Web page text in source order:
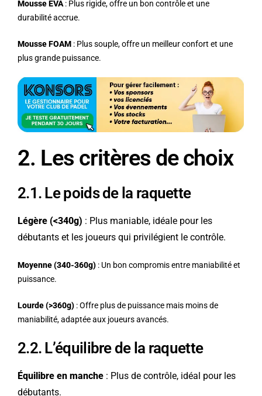
Mousse EVA : Plus rigide, offre un bon contrôle et une
durabilité accrue.
Mousse FOAM : Plus souple, offre un meilleur confort et une
plus grande puissance.
2. Les critères de choix
2.1. Le poids de la raquette
Légère (<340g) : Plus maniable, idéale pour les
débutants et les joueurs qui privilégient le contrôle.
Moyenne (340-360g) : Un bon compromis entre maniabilité et
puissance.
Lourde (>360g) : Offre plus de puissance mais moins de
maniabilité, adaptée aux joueurs avancés.
2.2. L’équilibre de la raquette
Équilibre en manche : Plus de contrôle, idéal pour les
débutants.